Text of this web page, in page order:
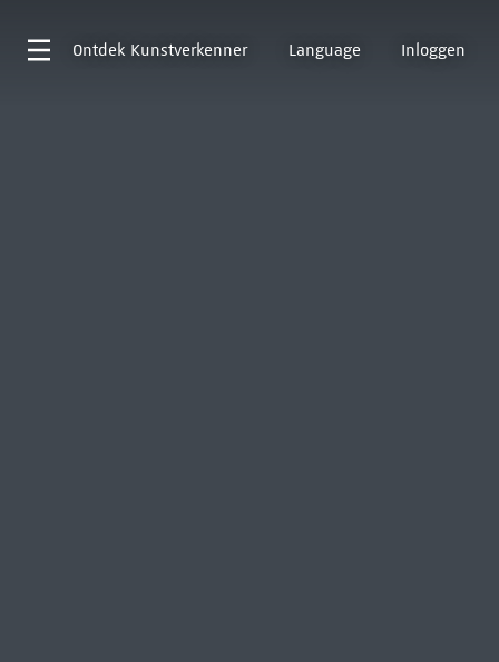
Ontdek Kunstverkenner Language Inloggen